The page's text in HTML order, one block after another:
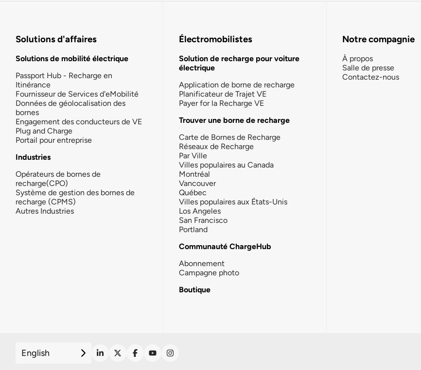
Solutions d'affaires
Solutions de mobilité électrique
Passport Hub - Recharge en
Itinérance
Fournisseur de Services d'eMobilité
Données de géolocalisation des
bornes
Engagement des conducteurs de VE
Plug and Charge
Portail pour entreprise
Industries
Opérateurs de bornes de
recharge(CPO)
Système de gestion des bornes de
recharge (CPMS)
Autres Industries
Électromobilistes
Solution de recharge pour voiture
électrique
Application de borne de recharge
Planificateur de Trajet VE
Payer for la Recharge VE
Trouver une borne de recharge
Carte de Bornes de Recharge
Réseaux de Recharge
Par Ville
Villes populaires au Canada
Montréal
Vancouver
Québec
Villes populaires aux États-Unis
Los Angeles
San Francisco
Portland
Communauté ChargeHub
Abonnement
Campagne photo
Boutique
Notre compagnie
À propos
Salle de presse
Contactez-nous
English